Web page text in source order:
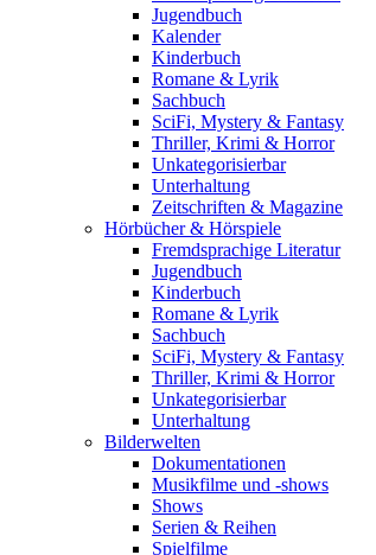
Jugendbuch
Kalender
Kinderbuch
Romane & Lyrik
Sachbuch
SciFi, Mystery & Fantasy
Thriller, Krimi & Horror
Unkategorisierbar
Unterhaltung
Zeitschriften & Magazine
Hörbücher & Hörspiele
Fremdsprachige Literatur
Jugendbuch
Kinderbuch
Romane & Lyrik
Sachbuch
SciFi, Mystery & Fantasy
Thriller, Krimi & Horror
Unkategorisierbar
Unterhaltung
Bilderwelten
Dokumentationen
Musikfilme und -shows
Shows
Serien & Reihen
Spielfilme